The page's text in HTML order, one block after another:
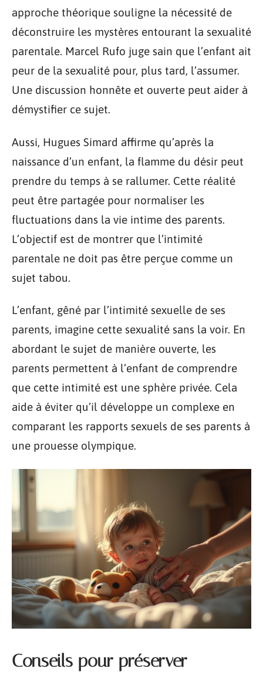
approche théorique souligne la nécessité de
déconstruire les mystères entourant la sexualité
parentale. Marcel Rufo juge sain que l’enfant ait
peur de la sexualité pour, plus tard, l’assumer.
Une discussion honnête et ouverte peut aider à
démystifier ce sujet.
Aussi, Hugues Simard affirme qu’après la
naissance d’un enfant, la flamme du désir peut
prendre du temps à se rallumer. Cette réalité
peut être partagée pour normaliser les
fluctuations dans la vie intime des parents.
L’objectif est de montrer que l’intimité
parentale ne doit pas être perçue comme un
sujet tabou.
L’enfant, gêné par l’intimité sexuelle de ses
parents, imagine cette sexualité sans la voir. En
abordant le sujet de manière ouverte, les
parents permettent à l’enfant de comprendre
que cette intimité est une sphère privée. Cela
aide à éviter qu’il développe un complexe en
comparant les rapports sexuels de ses parents à
une prouesse olympique.
Conseils pour préserver